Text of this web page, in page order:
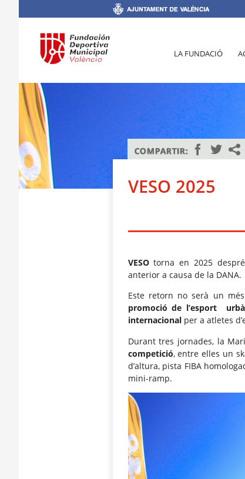
LA FUNDACIÓ
VESO 2025
VESOtorna en 2025
anterior a causa de la DANA.
Este retorn no serà un
promoció de l’esport
internacionalper a atletes
Durant tres jornades, la
competició, entre elles un
d’altura, pista FIBA
mini-ramp.